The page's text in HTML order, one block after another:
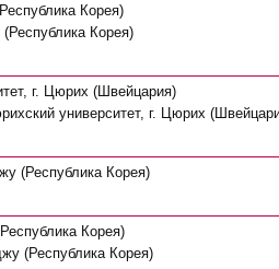
Корея)
Корея)
г. Цюрих (Швейцария)
университет, г. Цюрих
(Республика Корея)
Корея)
(Республика Корея)